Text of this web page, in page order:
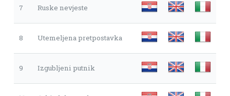
7 Ruske nevjeste
8 Utemeljena pretpostavka
9 Izgubljeni putnik